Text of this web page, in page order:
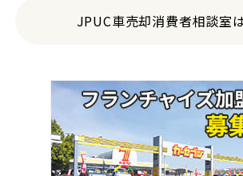
JPUC車売却消費者相談室